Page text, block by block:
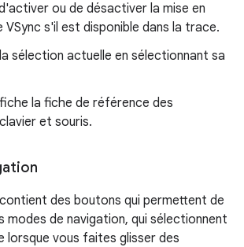
ou de désactiver la mise en
VSync s'il est disponible dans la trace.
sélection actuelle en sélectionnant sa
la fiche de référence des
et souris.
des boutons qui permettent de
modes de navigation, qui sélectionnent
vous faites glisser des